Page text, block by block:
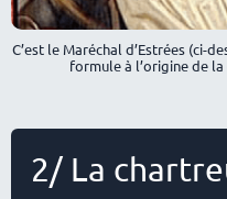
C’est le Maréchal d’Estrées (ci-
formule à l’origine de la
2/ La